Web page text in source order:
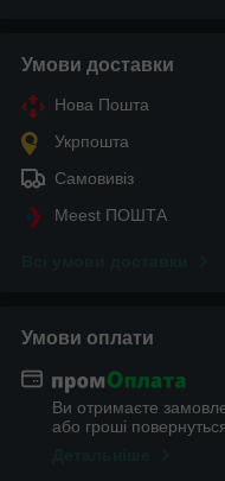
Умови доставки
Нова Пошта
Укрпошта
Самовивіз
Meest ПОШТА
Умови оплати
Ви отримаєте
або гроші